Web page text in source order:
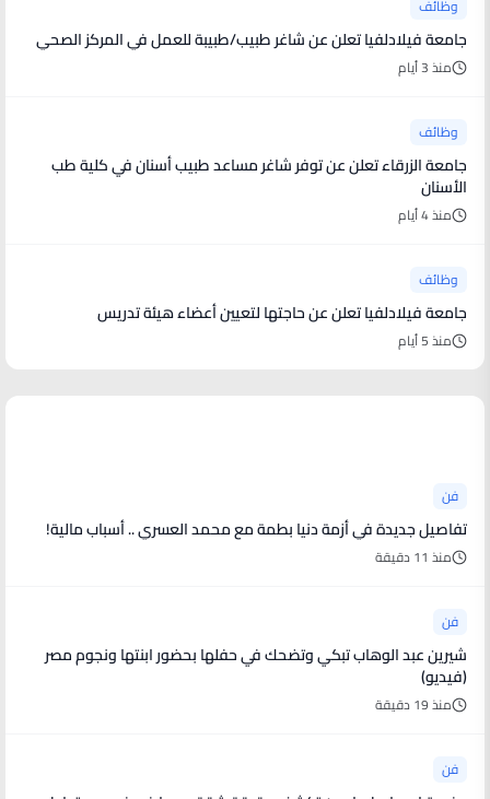
وظائف
جامعة فيلادلفيا تعلن عن شاغر طبيب/طبيبة للعمل في المركز الصحي
منذ 3 أيام
وظائف
جامعة الزرقاء تعلن عن توفر شاغر مساعد طبيب أسنان في كلية طب
الأسنان
منذ 4 أيام
وظائف
جامعة فيلادلفيا تعلن عن حاجتها لتعيين أعضاء هيئة تدريس
منذ 5 أيام
فن
تفاصيل جديدة في أزمة دنيا بطمة مع محمد العسري .. أسباب مالية!
منذ 11 دقيقة
فن
شيرين عبد الوهاب تبكي وتضحك في حفلها بحضور ابنتها ونجوم مصر
(فيديو)
منذ 19 دقيقة
فن